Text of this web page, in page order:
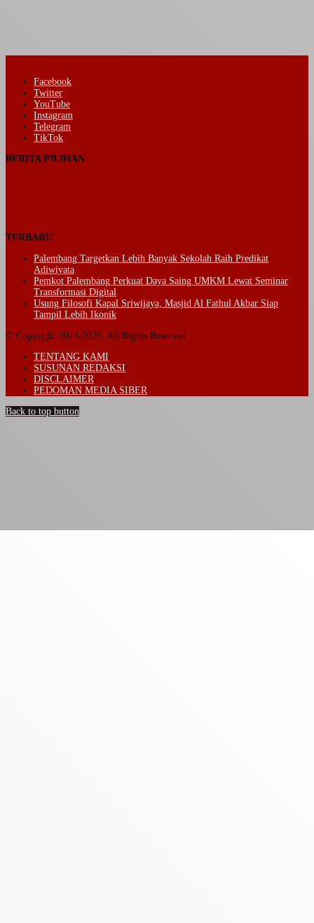
Facebook
Twitter
YouTube
Instagram
Telegram
TikTok
BERITA PILIHAN
TERBARU
Palembang Targetkan Lebih Banyak Sekolah Raih Predikat
Adiwiyata
Pemkot Palembang Perkuat Daya Saing UMKM Lewat Seminar
Transformasi Digital
Usung Filosofi Kapal Sriwijaya, Masjid Al Fathul Akbar Siap
Tampil Lebih Ikonik
© Copyright 2014-2026, All Rights Reserved
TENTANG KAMI
SUSUNAN REDAKSI
DISCLAIMER
PEDOMAN MEDIA SIBER
Back to top button